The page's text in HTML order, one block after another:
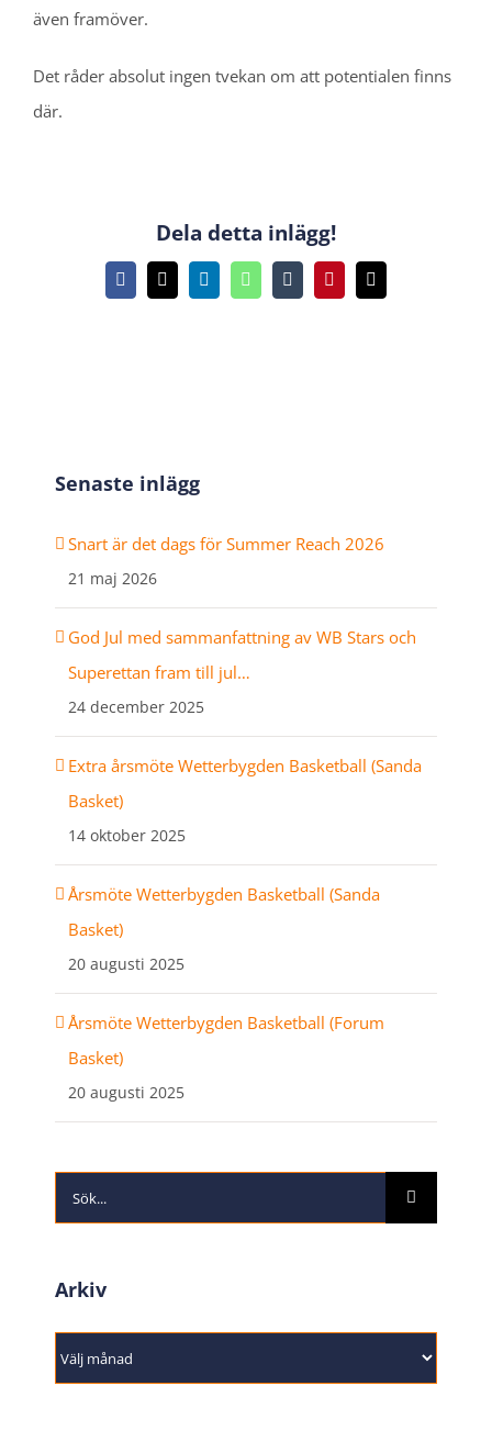
även framöver.
Det råder absolut ingen tvekan om att potentialen finns
där.
Dela detta inlägg!
Facebook
X LinkedInWhatsAppTumblrPinterest
E-
post
Senaste inlägg
Snart är det dags för Summer Reach 2026
21 maj 2026
God Jul med sammanfattning av WB Stars och
Superettan fram till jul…
24 december 2025
Extra årsmöte Wetterbygden Basketball (Sanda
Basket)
14 oktober 2025
Årsmöte Wetterbygden Basketball (Sanda
Basket)
20 augusti 2025
Årsmöte Wetterbygden Basketball (Forum
Basket)
20 augusti 2025
Sök
efter:
Arkiv
Arkiv